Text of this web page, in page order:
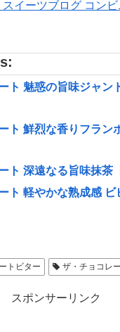
ト 魅惑の旨味ジャン
ト 鮮烈な香りフラン
ト 深遠なる旨味抹茶
ト 軽やかな熟成感 ビ
トビター ザ・チョコレ
スポンサーリンク